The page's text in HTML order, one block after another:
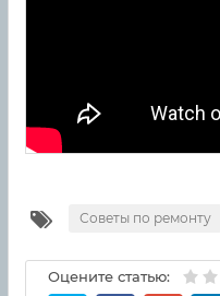
Советы по ремонту
Оцените статью: